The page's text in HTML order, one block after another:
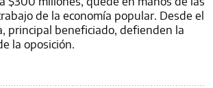
de la economía popular. Desde el
principal beneficiado, defienden la
la oposición.